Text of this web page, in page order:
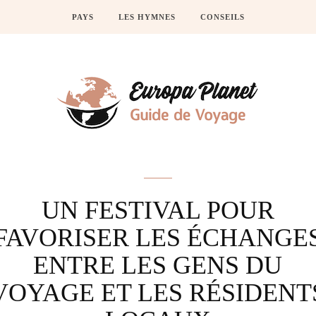
PAYS LES HYMNES CONSEILS
UN FESTIVAL POUR
LES
ENTRE LES GENS DU
ET LES